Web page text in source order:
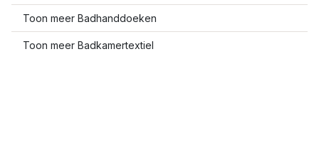
Toon meer Badhanddoeken
Toon meer Badkamertextiel